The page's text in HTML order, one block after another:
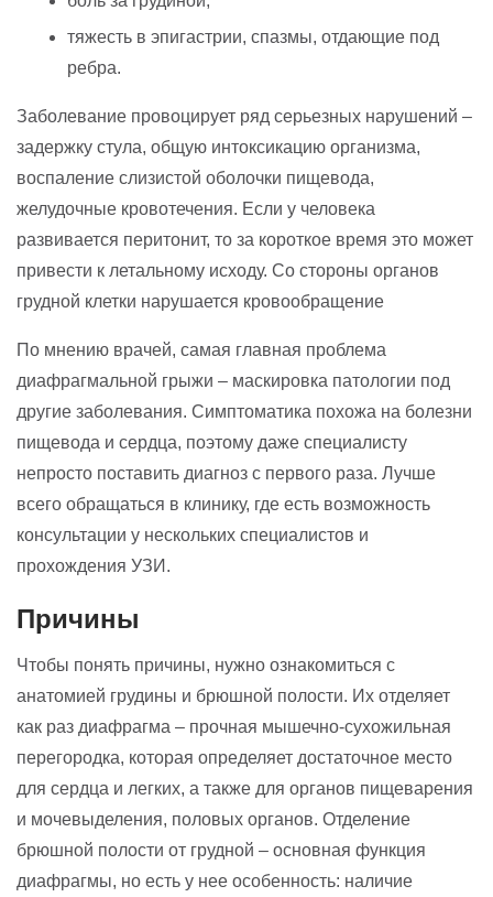
тяжесть в эпигастрии, спазмы, отдающие под
ребра.
Заболевание провоцирует ряд серьезных нарушений –
задержку стула, общую интоксикацию организма,
воспаление слизистой оболочки пищевода,
желудочные кровотечения. Если у человека
развивается перитонит, то за короткое время это может
привести к летальному исходу. Со стороны органов
грудной клетки нарушается кровообращение
По мнению врачей, самая главная проблема
диафрагмальной грыжи – маскировка патологии под
другие заболевания. Симптоматика похожа на болезни
пищевода и сердца, поэтому даже специалисту
непросто поставить диагноз с первого раза. Лучше
всего обращаться в клинику, где есть возможность
консультации у нескольких специалистов и
прохождения УЗИ.
Причины
Чтобы понять причины, нужно ознакомиться с
анатомией грудины и брюшной полости. Их отделяет
как раз диафрагма – прочная мышечно-сухожильная
перегородка, которая определяет достаточное место
для сердца и легких, а также для органов пищеварения
и мочевыделения, половых органов. Отделение
брюшной полости от грудной – основная функция
диафрагмы, но есть у нее особенность: наличие